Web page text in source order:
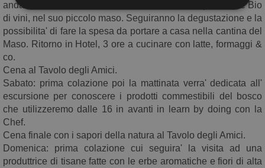
andare a conoscere la storia e la filosofia di un produttore Bio
di vini, nel suo piccolo maso. Seguiranno la degustazione e la
possibilita' di fare la spesa da portare a casa nella cantina del
Maso. Ritorno in Hotel, 3 ore a cucinare con latte, formaggi &
co.
Cena al Tavolo degli Amici.
Sabato: prima colazione poi la mattinata verra' dedicata all'
escursione per conoscere i prodotti commestibili del bosco
che utilizzeremo dalle 16 in avanti in learn by doing con la
Chef.
Cena finale con i sapori della natura al Tavolo degli Amici.
Domenica: prima colazione cui seguira' la visita ad una
produttrice di tisane fatte con le erbe aromatiche e fiori di alta